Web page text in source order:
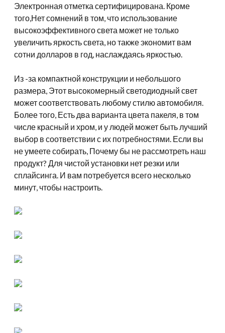
Электронная отметка сертифицирована. Кроме
того,Нет сомнений в том, что использование
высокоэффективного света может не только
увеличить яркость света, но также экономит вам
сотни долларов в год, наслаждаясь яркостью.
Из -за компактной конструкции и небольшого
размера, Этот высокомерный светодиодный свет
может соответствовать любому стилю автомобиля.
Более того, Есть два варианта цвета пакеля, в том
числе красный и хром, и у людей может быть лучший
выбор в соответствии с их потребностями. Если вы
не умеете собирать, Почему бы не рассмотреть наш
продукт? Для чистой установки нет резки или
сплайсинга. И вам потребуется всего несколько
минут, чтобы настроить.